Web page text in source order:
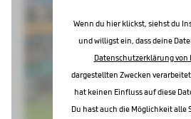
Wenn du hier klickst, siehst du
und willigst ein, dass deine
Datenschutzerklärung von
dargestellten Zwecken verarbeitet
hat keinen Einfluss auf diese
Du hast auch die Möglichkeit alle